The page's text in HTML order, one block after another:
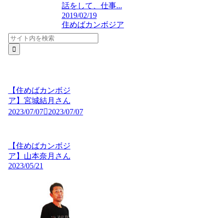
話をして、仕事...
2019/02/19
住めばカンボジア
【住めばカンボジ
ア】宮城結月さん
2023/07/07
2023/07/07
【住めばカンボジ
ア】山本奈月さん
2023/05/21